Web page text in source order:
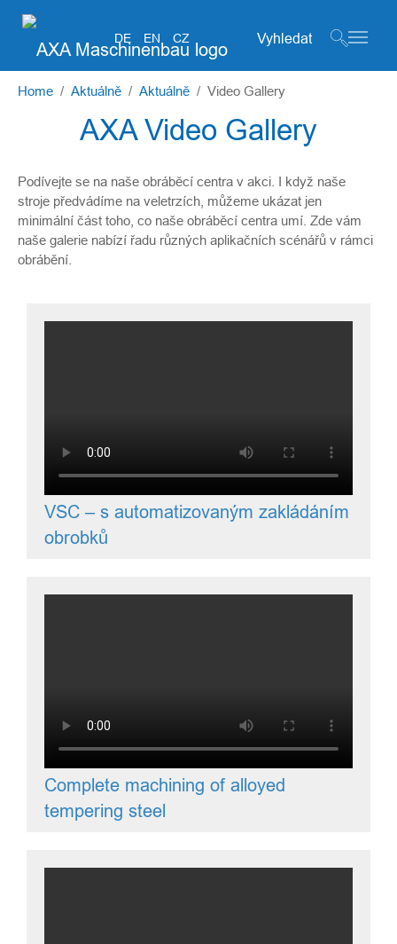
DE EN CZ Search form
Home Aktuálně Aktuálně Video Gallery
AXA Video Gallery
Podívejte se na naše obráběcí centra v akci. I když naše
stroje předvádíme na veletrzích, můžeme ukázat jen
minimální část toho, co naše obráběcí centra umí. Zde vám
naše galerie nabízí řadu různých aplikačních scénářů v rámci
obrábění.
VSC – s automatizovaným zakládáním
obrobků
Complete machining of alloyed
tempering steel